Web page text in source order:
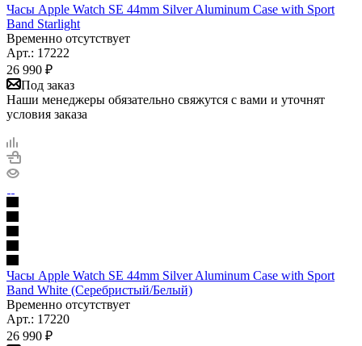
Часы Apple Watch SE 44mm Silver Aluminum Case with Sport
Band Starlight
Временно отсутствует
Арт.: 17222
26 990 ₽
Под заказ
Наши менеджеры обязательно свяжутся с вами и уточнят
условия заказа
Часы Apple Watch SE 44mm Silver Aluminum Case with Sport
Band White (Серебристый/Белый)
Временно отсутствует
Арт.: 17220
26 990 ₽